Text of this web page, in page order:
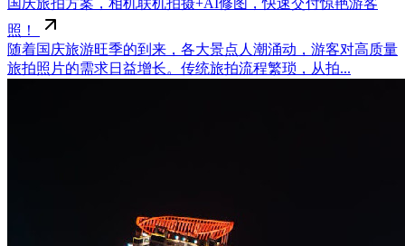
国庆旅拍方案，相机联机拍摄+AI修图，快速交付惊艳游客
照！
随着国庆旅游旺季的到来，各大景点人潮涌动，游客对高质量
旅拍照片的需求日益增长。传统旅拍流程繁琐，从拍...